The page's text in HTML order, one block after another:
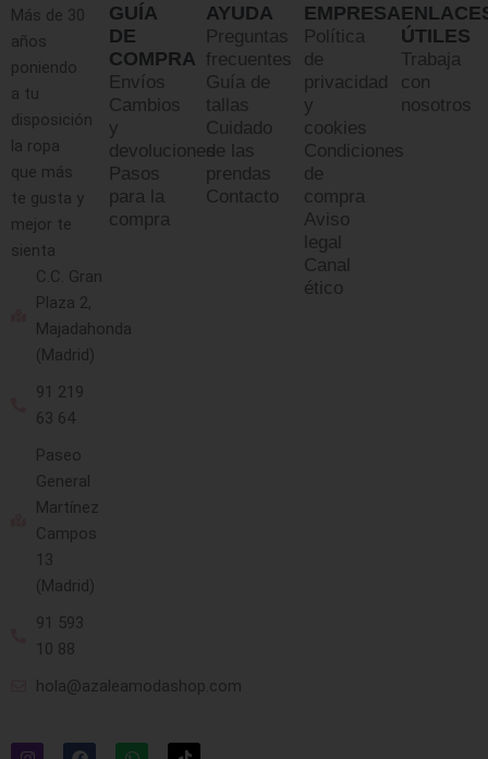
Más de 30
años
poniendo
a tu
disposición
la ropa
que más
te gusta y
mejor te
sienta
C.C. Gran
Plaza 2,
Majadahonda
(Madrid)
91 219
63 64
Paseo
General
Martínez
Campos
13
(Madrid)
91 593
10 88
hola@azaleamodashop.com
GUÍA
DE
COMPRA
Envíos
Cambios
y
devoluciones
Pasos
para la
compra
AYUDA
Preguntas
frecuentes
Guía de
tallas
Cuidado
de las
prendas
Contacto
EMPRESA
Política
de
privacidad
y
cookies
Condiciones
de
compra
Aviso
legal
Canal
ético
ÚTILES
Trabaja
con
nosotros